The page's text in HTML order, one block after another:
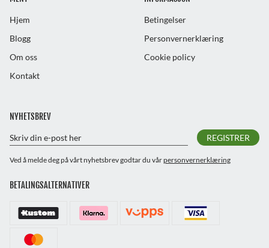
Hjem
Blogg
Om oss
Kontakt
Betingelser
Personvernerklæring
Cookie policy
NYHETSBREV
REGISTRER
Ved å melde deg på vårt nyhetsbrev godtar du vårpersonvernerklæring
BETALINGSALTERNATIVER